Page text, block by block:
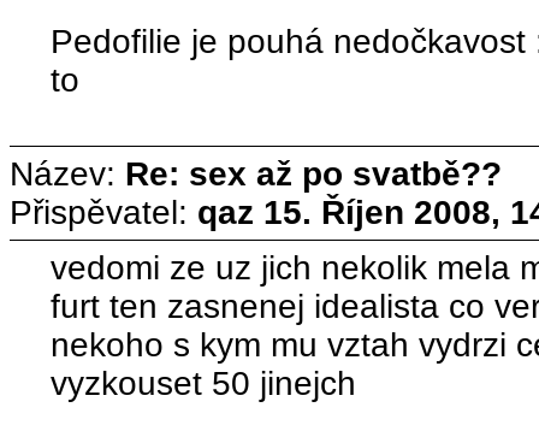
Pedofilie je pouhá
to
Název: Re: sex až po svatbě??
Přispěvatel: qaz 15. Říjen 2008,
vedomi ze uz jich nekolik mela
furt ten zasnenej idealista co
nekoho s kym mu vztah vydrzi
vyzkouset 50 jinejch